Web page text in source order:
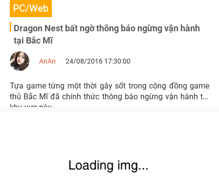
PC/Web
Dragon Nest bất ngờ thông báo ngừng vận hành
tại Bắc Mĩ
AnAn 24/08/2016 17:30:00
Tựa game từng một thời gây sốt trong cộng đồng game
thủ Bắc Mĩ đã chính thức thông báo ngừng vận hành tại
khu vực này…